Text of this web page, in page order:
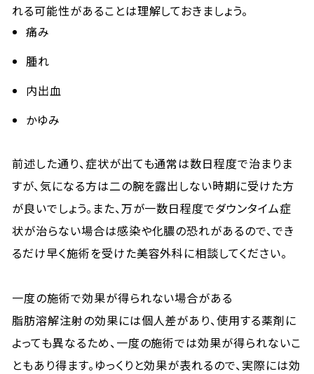
れる可能性があることは理解しておきましょう。
痛み
腫れ
内出血
かゆみ
前述した通り、症状が出ても通常は数日程度で治まりま
すが、気になる方は二の腕を露出しない時期に受けた方
が良いでしょう。また、万が一数日程度でダウンタイム症
状が治らない場合は感染や化膿の恐れがあるので、でき
るだけ早く施術を受けた美容外科に相談してください。
一度の施術で効果が得られない場合がある
脂肪溶解注射の効果には個人差があり、使用する薬剤に
よっても異なるため、一度の施術では効果が得られないこ
ともあり得ます。ゆっくりと効果が表れるので、実際には効